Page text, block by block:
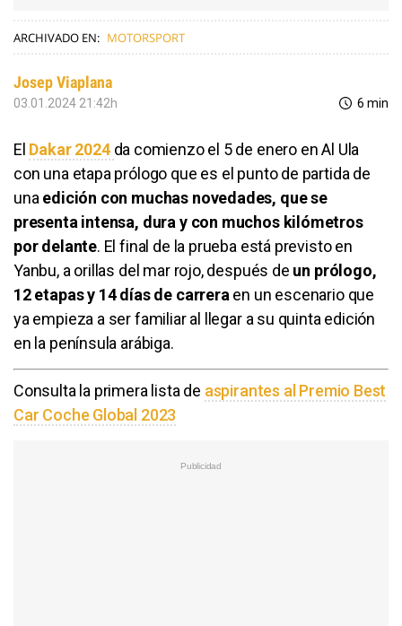
ARCHIVADO EN: MOTORSPORT
Josep Viaplana
03.01.2024 21:42h 6 min
El Dakar 2024 da comienzo el 5 de enero en Al Ula
con una etapa prólogo que es el punto de partida de
una edición con muchas novedades, que se
presenta intensa, dura y con muchos kilómetros
por delante. El final de la prueba está previsto en
Yanbu, a orillas del mar rojo, después de un prólogo,
12 etapas y 14 días de carrera en un escenario que
ya empieza a ser familiar al llegar a su quinta edición
en la península arábiga.
Consulta la primera lista de aspirantes al Premio Best
Car Coche Global 2023